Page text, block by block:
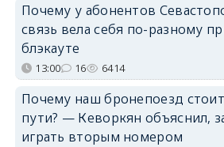
Почему у абонентов
связь вела себя по-разному
блэкауте
13:00 16 6414
Почему наш бронепоезд
пути? — Кеворкян объяснил,
играть вторым номером